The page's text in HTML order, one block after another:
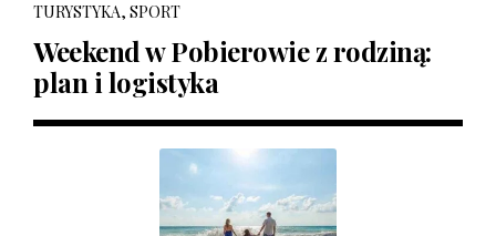
TURYSTYKA, SPORT
Weekend w Pobierowie z rodziną:
plan i logistyka